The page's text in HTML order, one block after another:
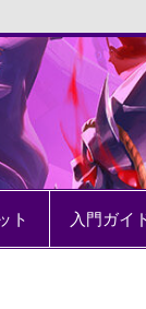
ト 入門ガイ